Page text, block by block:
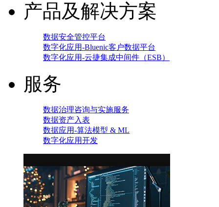
产品及解决方案
数据安全管控平台
数字化应用-Bluenic客户数据平台
数字化应用-云捷集成中间件（ESB）
服务
数据治理咨询与实施服务
数据资产入表
数据应用-算法模型 & ML
数字化应用开发